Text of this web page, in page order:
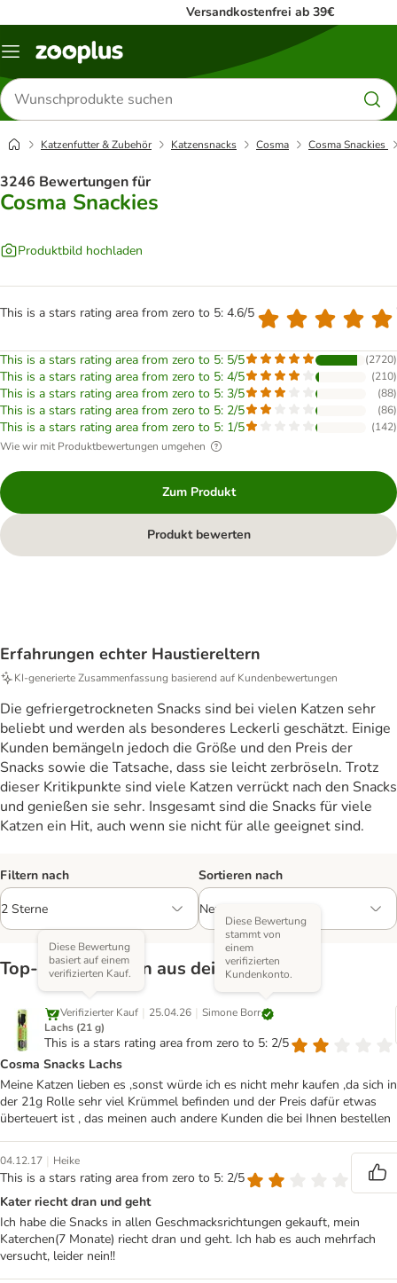
Versandkostenfrei ab 39€
Menü
Produkte
suchen
Katzenfutter & Zubehör Katzensnacks Cosma Cosma Snackies
3246 Bewertungen für
Cosma Snackies
Produktbild hochladen
This is a stars rating area from zero to 5: 4.6/5
This is a stars rating area from zero to 5: 5/5 (2720)
This is a stars rating area from zero to 5: 4/5 (210)
This is a stars rating area from zero to 5: 3/5 (88)
This is a stars rating area from zero to 5: 2/5 (86)
This is a stars rating area from zero to 5: 1/5 (142)
Wie wir mit Produktbewertungen umgehen
Zum Produkt
Produkt bewerten
Erfahrungen echter Haustiereltern
KI‑generierte Zusammenfassung basierend auf Kundenbewertungen
Die gefriergetrockneten Snacks sind bei vielen Katzen sehr
beliebt und werden als besonderes Leckerli geschätzt. Einige
Kunden bemängeln jedoch die Größe und den Preis der
Snacks sowie die Tatsache, dass sie leicht zerbröseln. Trotz
dieser Kritikpunkte sind viele Katzen verrückt nach den Snacks
und genießen sie sehr. Insgesamt sind die Snacks für viele
Katzen ein Hit, auch wenn sie nicht für alle geeignet sind.
Filtern nach Sortieren nach
Top‑Bewertungen aus deiner Region
Verifizierter Kauf
Diese Bewertung
basiert auf einem
verifizierten Kauf.
| 25.04.26 | Simone Borr
Diese Bewertung
stammt von
einem
verifizierten
Kundenkonto.
Lachs (21 g)
This is a stars rating area from zero to 5: 2/5
Cosma Snacks Lachs
Meine Katzen lieben es ,sonst würde ich es nicht mehr kaufen ,da sich in
der 21g Rolle sehr viel Krümmel befinden und der Preis dafür etwas
überteuert ist , das meinen auch andere Kunden die bei Ihnen bestellen
04.12.17 | Heike
This is a stars rating area from zero to 5: 2/5
Kater riecht dran und geht
Ich habe die Snacks in allen Geschmacksrichtungen gekauft, mein
Katerchen(7 Monate) riecht dran und geht. Ich hab es auch mehrfach
versucht, leider nein!!